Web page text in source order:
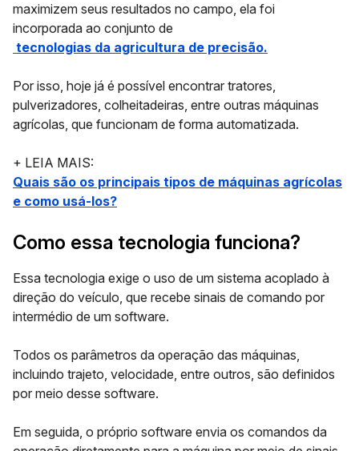
maximizem seus resultados no campo, ela foi
incorporada ao conjunto de
tecnologias da agricultura de precisão.
Por isso, hoje já é possível encontrar tratores,
pulverizadores, colheitadeiras, entre outras máquinas
agrícolas, que funcionam de forma automatizada.
+ LEIA MAIS:
Quais são os principais tipos de máquinas agrícolas
e como usá-los?
Como essa tecnologia funciona?
Essa tecnologia exige o uso de um sistema acoplado à
direção do veículo, que recebe sinais de comando por
intermédio de um software.
Todos os parâmetros da operação das máquinas,
incluindo trajeto, velocidade, entre outros, são definidos
por meio desse software.
Em seguida, o próprio software envia os comandos da